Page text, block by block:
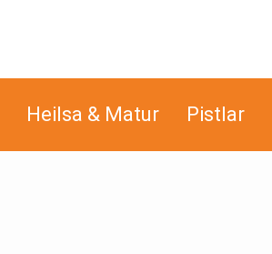
Heilsa & Matur Pistlar